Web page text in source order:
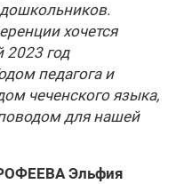
хочется
2023 год
педагога и
чеченского языка,
для нашей
Эльфия